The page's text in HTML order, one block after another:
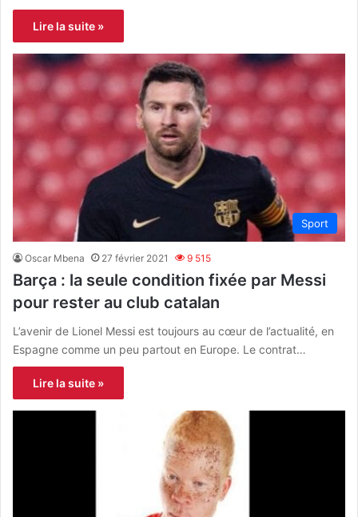
Lire la suite »
Sport
Oscar Mbena 27 février 2021 9 515
Barça : la seule condition fixée par Messi
pour rester au club catalan
L’avenir de Lionel Messi est toujours au cœur de l’actualité, en
Espagne comme un peu partout en Europe. Le contrat…
Lire la suite »